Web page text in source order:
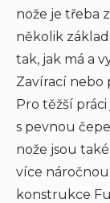
nože je třeba
několik
tak, jak má a
Zavírací nebo
Pro těžší
s pevnou
nože jsou
více
konstrukce